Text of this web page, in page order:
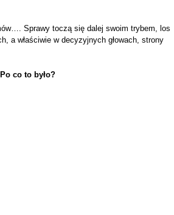
Sprawy toczą się dalej swoim trybem, los
a właściwie w decyzyjnych głowach, strony
co to było?